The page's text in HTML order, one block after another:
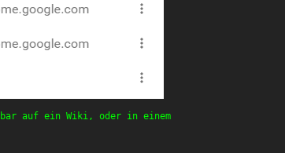
auf ein Wiki, oder in einem